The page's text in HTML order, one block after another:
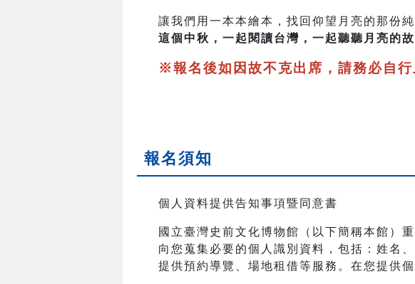
讓我們用一本本繪本，找回仰望月亮的那份純
這個中秋，一起閱讀台灣，一起聽聽月亮的故
※報名後如因故不克出席，請務必自
報名須知
個人資料提供告知事項暨同意書
國立臺灣史前文化博物館（以下簡稱本館）
向您蒐集必要的個人識別資料，包括：姓名
提供預約導覽、場地租借等服務。在您提供